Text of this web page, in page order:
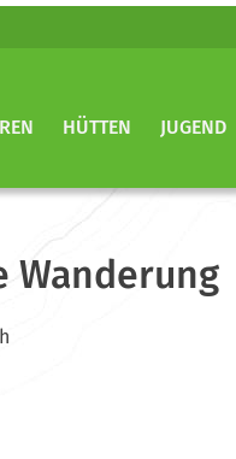
HÜTTEN JUGEND
Wanderung